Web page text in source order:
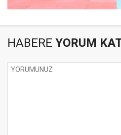
HABERE YORUM